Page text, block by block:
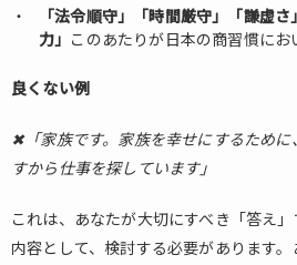
か。
周り
な人
だと
れま
す
「法令順守」「時間厳守」「謙虚
力」 このあたりが日本の商習慣にお
良くない例
✖「家族です。家族を幸せにするため
すから仕事を探しています」
これは、あなたが大切にすべき「答え
内容として、検討する必要があります